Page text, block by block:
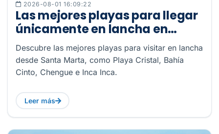
2026-08-01 16:09:22
Las mejores playas para llegar
únicamente en lancha en
Santa Marta
Descubre las mejores playas para visitar en lancha
desde Santa Marta, como Playa Cristal, Bahía
Cinto, Chengue e Inca Inca.
Leer más